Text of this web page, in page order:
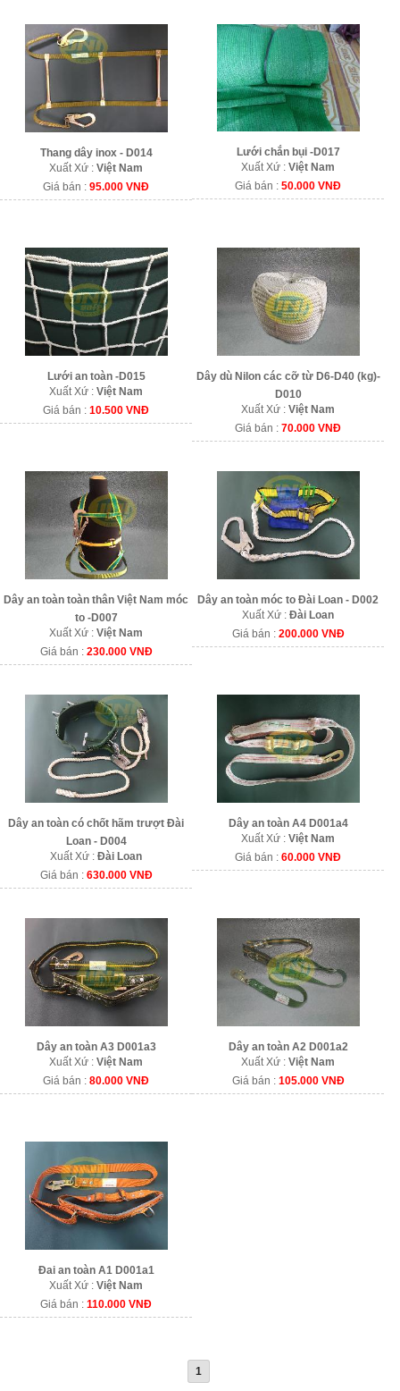
Thang dây inox - D014
Xuất Xứ :Việt Nam
Giá bán :95.000 VNĐ
Lưới chắn bụi -D017
Xuất Xứ :Việt Nam
Giá bán :50.000 VNĐ
Lưới an toàn -D015
Xuất Xứ :Việt Nam
Giá bán :10.500 VNĐ
Dây dù Nilon các cỡ từ D6-D40 (kg)-
D010
Xuất Xứ :Việt Nam
Giá bán :70.000 VNĐ
Dây an toàn toàn thân Việt Nam móc
to -D007
Xuất Xứ :Việt Nam
Giá bán : 230.000 VNĐ
Dây an toàn móc to Đài Loan - D002
Xuất Xứ :Đài Loan
Giá bán : 200.000 VNĐ
Dây an toàn có chốt hãm trượt Đài
Loan - D004
Xuất Xứ :Đài Loan
Giá bán : 630.000 VNĐ
Dây an toàn A4 D001a4
Xuất Xứ :Việt Nam
Giá bán :60.000 VNĐ
Dây an toàn A3 D001a3
Xuất Xứ :Việt Nam
Giá bán :80.000 VNĐ
Dây an toàn A2 D001a2
Xuất Xứ :Việt Nam
Giá bán : 105.000 VNĐ
Đai an toàn A1 D001a1
Xuất Xứ :Việt Nam
Giá bán :110.000 VNĐ
1